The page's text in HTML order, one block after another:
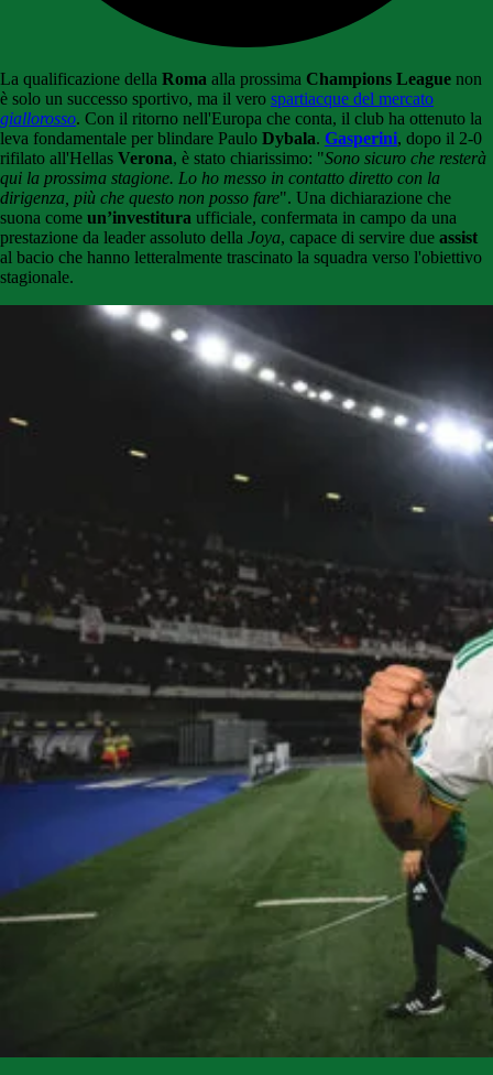
La qualificazione della Roma alla prossima Champions League non
è solo un successo sportivo, ma il vero spartiacque del mercato
giallorosso. Con il ritorno nell'Europa che conta, il club ha ottenuto la
leva fondamentale per blindare Paulo Dybala. Gasperini, dopo il 2-0
rifilato all'Hellas Verona, è stato chiarissimo: "Sono sicuro che resterà
qui la prossima stagione. Lo ho messo in contatto diretto con la
dirigenza, più che questo non posso fare". Una dichiarazione che
suona come un’investitura ufficiale, confermata in campo da una
prestazione da leader assoluto della Joya, capace di servire due assist
al bacio che hanno letteralmente trascinato la squadra verso l'obiettivo
stagionale.